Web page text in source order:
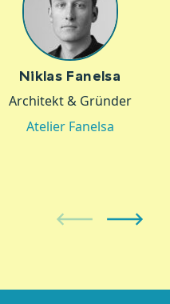
Niklas Fanelsa
Architekt & Gründer
Atelier Fanelsa